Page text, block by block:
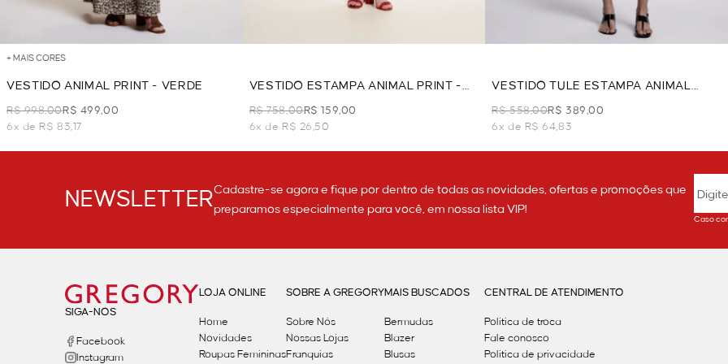
+ MAIS CORES
VESTIDO ANIMAL PRINT - VERDE
R$ 998,00R$ 499,00
6x de R$ 83,17
VESTIDO ESTAMPA ANIMAL PRINT -
AZUL
R$ 758,00R$ 159,00
6x de R$ 26,50
VESTIDO TULE ESTAMPA ANIMAL
PRINT - CINZA
R$ 558,00R$ 389,00
6x de R$ 64,83
NEWSLETTERCadastre-se agora e fique por dentro de todas as novidades, ofertas e promoções que
preparamos especialmente para você, em nossa lista VIP!
Caso
SIGA-NOS
Facebook
Instagram
LOJA ONLINE
Home
Novidades
Roupas Femininas
SOBRE A GREGORY
Sobre Nós
Nossas Lojas
Franquias
MAIS BUSCADOS
Bermudas
Blazer
Blusas
CENTRAL DE ATENDIMENTO
Política de troca
Fale conosco
Politica de privacidade